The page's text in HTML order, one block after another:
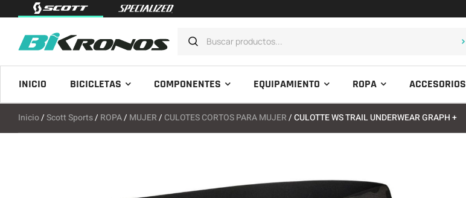
INICIO BICICLETAS COMPONENTES EQUIPAMIENTO ROPA ACCESORIOS
Inicio/Scott Sports/ ROPA/ MUJER/ CULOTES CORTOS PARA MUJER/ CULOTTE WS TRAIL UNDERWEAR GRAPH +